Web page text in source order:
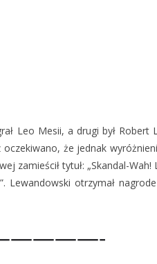
Leo Mesii, a drugi był Robert
że jednak
zamieścił tytuł: „Skandal-Wah!
Lewandowski otrzymał